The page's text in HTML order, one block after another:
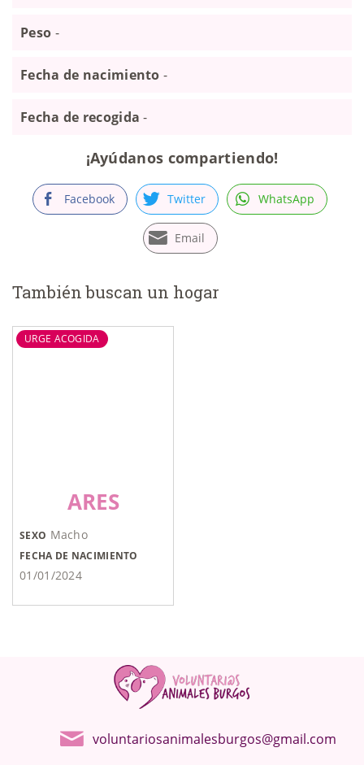
Peso -
Fecha de nacimiento -
Fecha de recogida -
¡Ayúdanos compartiendo!
Facebook Twitter WhatsApp
Email
También buscan un hogar
URGE ACOGIDA
ARES
SEXO Macho
FECHA DE NACIMIENTO
01/01/2024
voluntariosanimalesburgos@gmail.com